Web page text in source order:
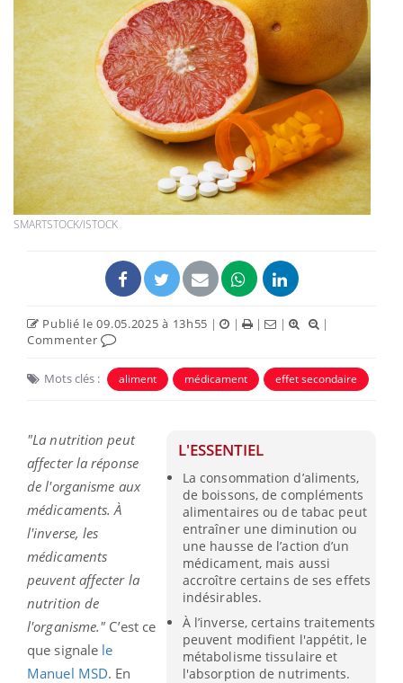
SMARTSTOCK/ISTOCK
Publié le 09.05.2025 à 13h55 | | | |
|
Commenter
Mots clés : aliment médicament effet secondaire
L'ESSENTIEL
La consommation d’aliments,
de boissons, de compléments
alimentaires ou de tabac peut
entraîner une diminution ou
une hausse de l’action d’un
médicament, mais aussi
accroître certains de ses effets
indésirables.
À l’inverse, certains traitements
peuvent modifient l'appétit, le
métabolisme tissulaire et
l'absorption de nutriments.
"La nutrition peut
affecter la réponse
de l'organisme aux
médicaments. À
l'inverse, les
médicaments
peuvent affecter la
nutrition de
l'organisme." C’est ce
que signale le
Manuel MSD. En